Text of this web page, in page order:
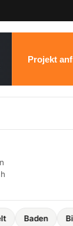
Projekt
Bildung